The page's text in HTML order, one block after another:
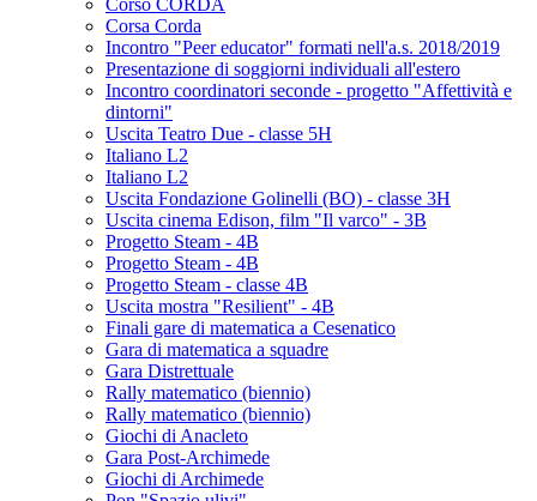
Corso CORDA
Corsa Corda
Incontro "Peer educator" formati nell'a.s. 2018/2019
Presentazione di soggiorni individuali all'estero
Incontro coordinatori seconde - progetto "Affettività e
dintorni"
Uscita Teatro Due - classe 5H
Italiano L2
Italiano L2
Uscita Fondazione Golinelli (BO) - classe 3H
Uscita cinema Edison, film "Il varco" - 3B
Progetto Steam - 4B
Progetto Steam - 4B
Progetto Steam - classe 4B
Uscita mostra "Resilient" - 4B
Finali gare di matematica a Cesenatico
Gara di matematica a squadre
Gara Distrettuale
Rally matematico (biennio)
Rally matematico (biennio)
Giochi di Anacleto
Gara Post-Archimede
Giochi di Archimede